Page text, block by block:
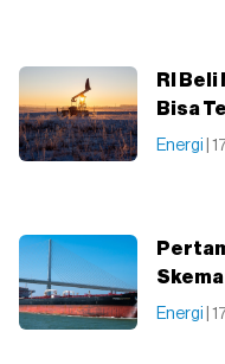
RI
Bisa
Energi |
Energi |